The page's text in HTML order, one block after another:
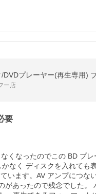
DVDプレーヤー(再生専用)
ー店
要
くなったのでこの BD プ
なく ディスクを入れても
います。AV アンプにつな
があったので残念でした